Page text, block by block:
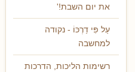
את יום השבת!'
עַל פִּי דַרְכּוֹ - נקודה
למחשבה
רשימות הליכות, הדרכות